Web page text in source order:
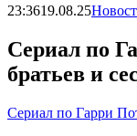
23:3619.08.25
Сериал по
братьев и
Сериал по Гарри